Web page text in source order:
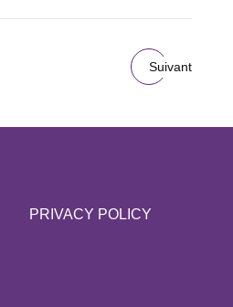
Suivant
PRIVACY POLICY